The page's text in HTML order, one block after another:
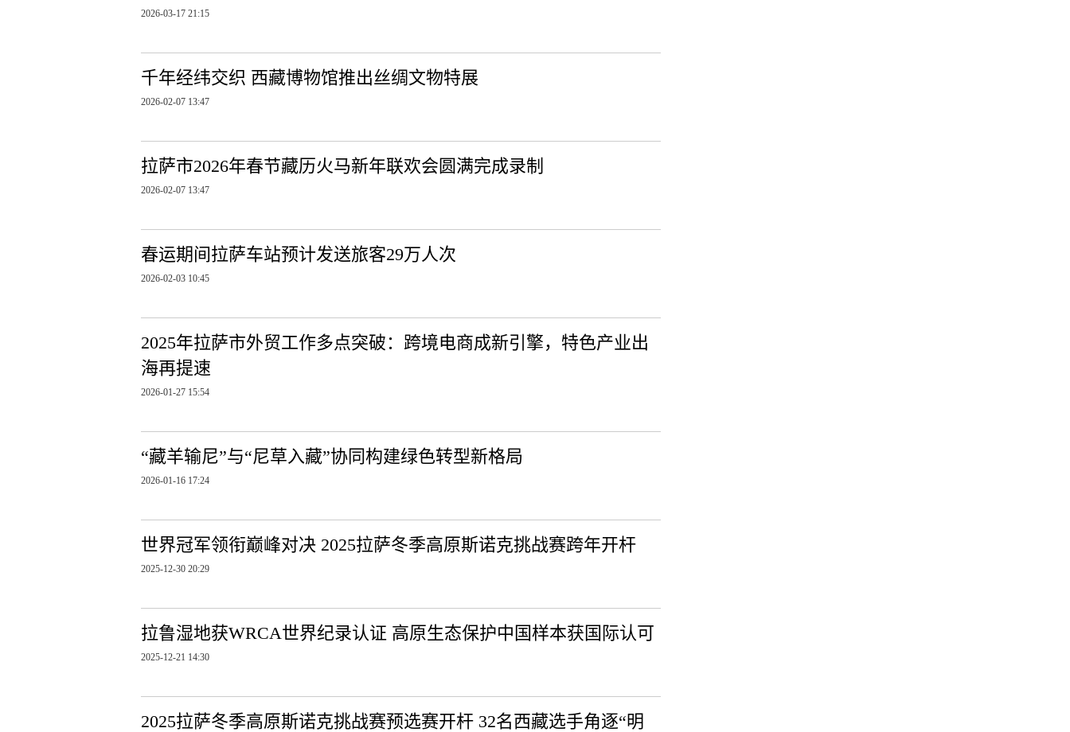
2026-03-17 21:15
千年经纬交织 西藏博物馆推出丝绸文物特展
2026-02-07 13:47
拉萨市2026年春节藏历火马新年联欢会圆满完成录制
2026-02-07 13:47
春运期间拉萨车站预计发送旅客29万人次
2026-02-03 10:45
2025年拉萨市外贸工作多点突破：跨境电商成新引擎，特色产业出
海再提速
2026-01-27 15:54
“藏羊输尼”与“尼草入藏”协同构建绿色转型新格局
2026-01-16 17:24
世界冠军领衔巅峰对决 2025拉萨冬季高原斯诺克挑战赛跨年开杆
2025-12-30 20:29
拉鲁湿地获WRCA世界纪录认证 高原生态保护中国样本获国际认可
2025-12-21 14:30
2025拉萨冬季高原斯诺克挑战赛预选赛开杆 32名西藏选手角逐“明